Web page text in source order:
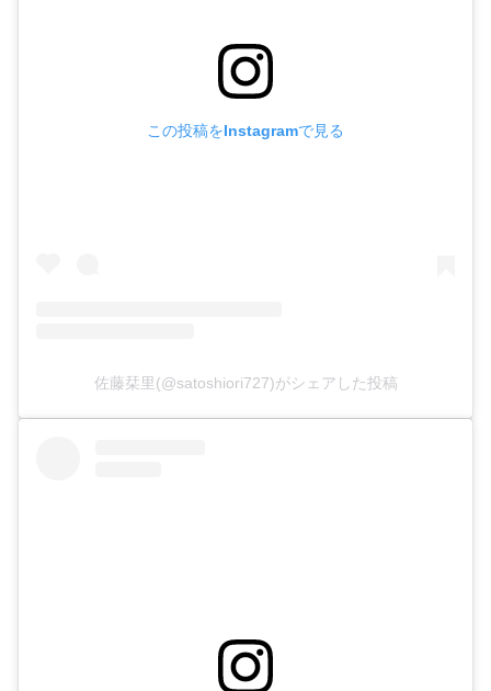
この投稿をInstagramで見る
佐藤栞里(@satoshiori727)がシェアした投稿